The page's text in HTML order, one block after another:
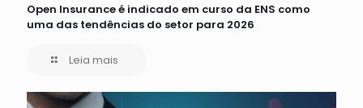
Open Insurance é indicado em curso da ENS como
uma das tendências do setor para 2026
Leia mais